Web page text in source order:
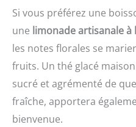
Si vous préférez une
une limonade artisanale à
les notes florales se
fruits. Un thé glacé
sucré et agrémenté de
fraîche, apportera
bienvenue.